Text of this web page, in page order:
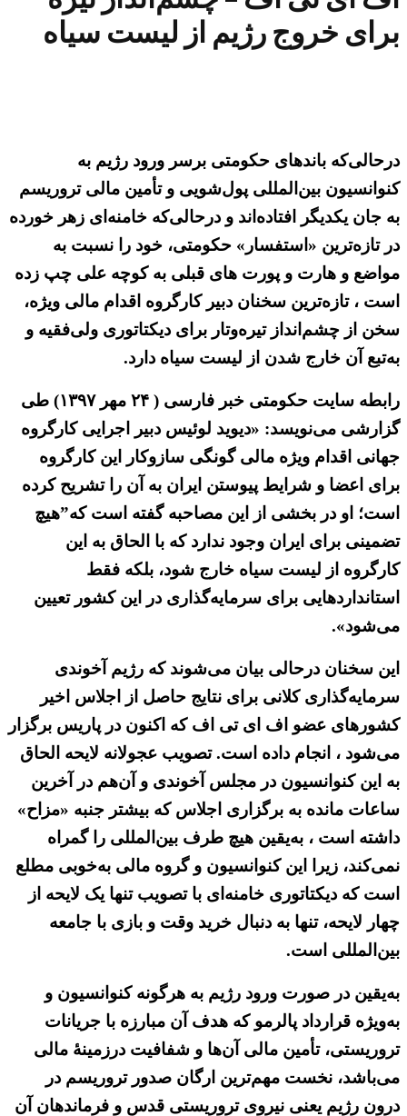
برای خروج رژیم از لیست سیاه
درحالی‌که باندهای حکومتی برسر ورود رژیم به
کنوانسیون بین‌المللی پول‌شویی و تأمین مالی تروریسم
به جان یکدیگر افتاده‌اند و درحالی‌که خامنه‌ای زهر خورده
در تازه‌ترین «استفسار» حکومتی، خود را نسبت به
مواضع و هارت و پورت های قبلی به کوچه علی چپ زده
است ، تازه‌ترین سخنان دبیر کارگروه اقدام مالی ویژه،
سخن از چشم‌انداز تیره‌وتار برای دیکتاتوری ولی‌فقیه و
به‌تبع آن خارج شدن از لیست سیاه دارد.
رابطه سایت حکومتی خبر فارسی ( ۲۴ مهر ۱۳۹۷) طی
گزارشی می‌نویسد: «دیوید لوئیس دبیر اجرایی کارگروه
جهانی اقدام ویژه مالی گونگی سازوکار این کارگروه
برای اعضا و شرایط پیوستن ایران به آن را تشریح کرده
است؛ او در بخشی از این مصاحبه گفته است که”هیچ
تضمینی برای ایران وجود ندارد که با الحاق به این
کارگروه از لیست سیاه خارج شود، بلکه فقط
استانداردهایی برای سرمایه‌گذاری در این کشور تعیین
می‌شود».
این سخنان درحالی‌ بیان می‌شوند که رژیم آخوندی
سرمایه‌گذاری کلانی برای نتایج حاصل از اجلاس اخیر
کشورهای عضو اف ای تی اف که اکنون در پاریس برگزار
می‌شود ، انجام داده است. تصویب عجولانه لایحه الحاق
به این کنوانسیون در مجلس آخوندی و آن‌هم در آخرین
ساعات مانده به برگزاری اجلاس که بیشتر جنبه «مزاح»
داشته است ، به‌یقین هیچ طرف بین‌المللی را گمراه
نمی‌کند، زیرا این کنوانسیون و گروه مالی به‌خوبی مطلع
است که دیکتاتوری خامنه‌ای با تصویب تنها یک لایحه از
چهار لایحه، تنها به دنبال خرید وقت و بازی با جامعه
بین‌المللی است.
به‌یقین در صورت ورود رژیم به هرگونه کنوانسیون و
به‌ویژه قرارداد پالرمو که هدف آن مبارزه با جریانات
تروریستی، تأمین مالی آن‌ها و شفافیت درزمینهٔ مالی
می‌باشد، نخست مهم‌ترین ارگان صدور تروریسم در
درون رژیم یعنی نیروی تروریستی قدس و فرماندهان آن